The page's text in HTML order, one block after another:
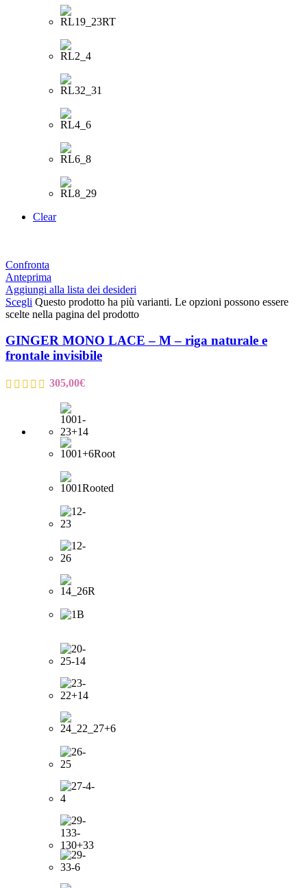
Clear
Confronta
Anteprima
Aggiungi alla lista dei desideri
Scegli Questo prodotto ha più varianti. Le opzioni possono essere
scelte nella pagina del prodotto
GINGER MONO LACE – M – riga naturale e
frontale invisibile
305,00€